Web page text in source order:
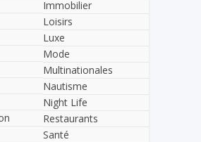
Immobilier
Loisirs
Luxe
Mode
Multinationales
Nautisme
Night Life
Restaurants
Santé